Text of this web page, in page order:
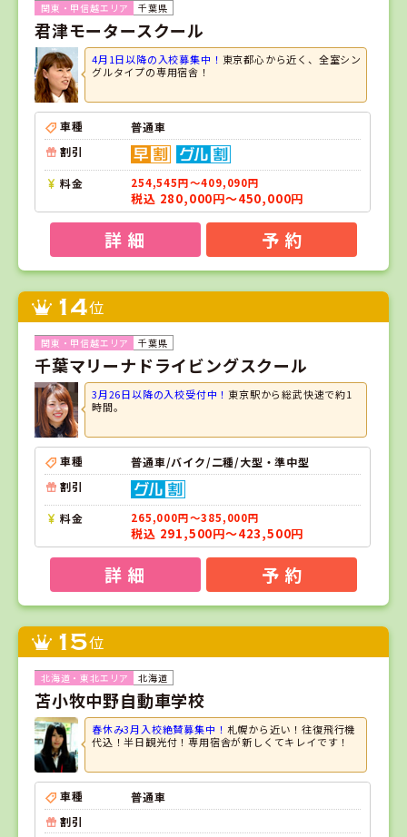
千葉県
君津モータースクール
4月1日以降の入校募集中！ 東京都心から近く、全室シン
グルタイプの専用宿舎！
車種
普通車
割引
料金 254,545円～409,090円
税込 280,000円～450,000円
詳 細 予 約
14位
千葉県
千葉マリーナドライビングスクール
3月26日以降の入校受付中！ 東京駅から総武快速で約1
時間。
車種
普通車/バイク/二種/大型・準中型
割引
料金 265,000円～385,000円
税込 291,500円～423,500円
詳 細 予 約
15位
北海道
苫小牧中野自動車学校
春休み3月入校絶賛募集中！ 札幌から近い！往復飛行機
代込！半日観光付！専用宿舎が新しくてキレイです！
車種
普通車
割引